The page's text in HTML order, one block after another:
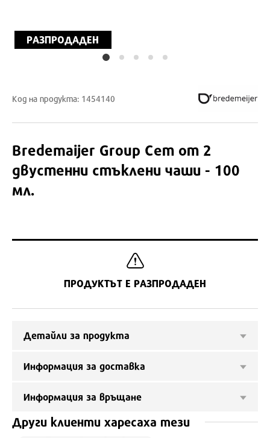
РАЗПРОДАДЕН
Код на продукта: 1454140
Bredemaijer Group Сет от 2
двустенни стъклени чаши - 100
мл.
ПРОДУКТЪТ Е РАЗПРОДАДЕН
Детайли за продукта
Информация за доставка
Информация за връщане
Други клиенти харесаха тези